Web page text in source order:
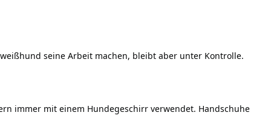
seine Arbeit machen, bleibt aber unter Kontrolle.
immer mit einem Hundegeschirr verwendet. Handschuhe